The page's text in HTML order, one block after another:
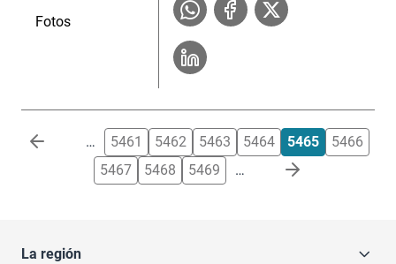
Fotos
Paginación … 5461 5462 5463 5464 5465
5466
5467
5468 5469 …
La región